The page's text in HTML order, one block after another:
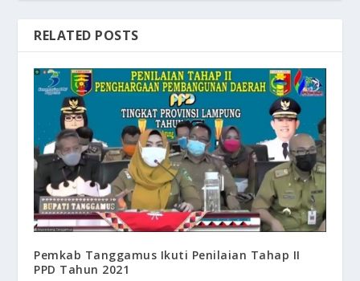
RELATED POSTS
Pemkab Tanggamus Ikuti Penilaian Tahap II
PPD Tahun 2021